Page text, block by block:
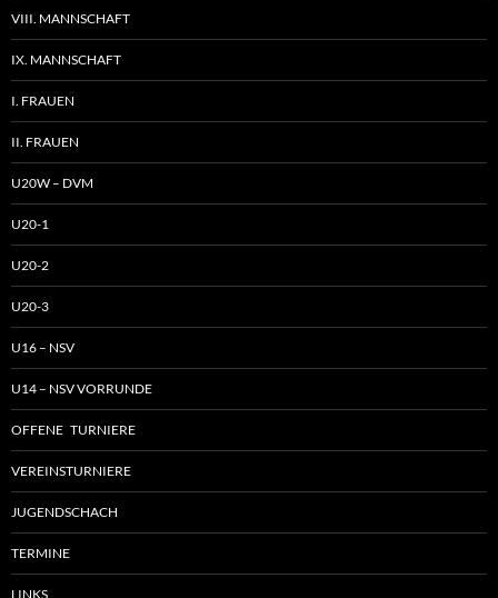
VIII. MANNSCHAFT
IX. MANNSCHAFT
I. FRAUEN
II. FRAUEN
U20W – DVM
U20-1
U20-2
U20-3
U16 – NSV
U14 – NSV VORRUNDE
OFFENE TURNIERE
VEREINSTURNIERE
JUGENDSCHACH
TERMINE
LINKS